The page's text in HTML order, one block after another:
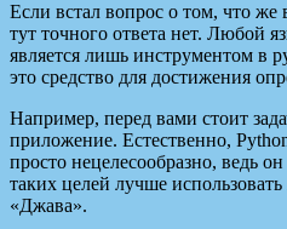
Если встал вопрос о том, что же
тут точного ответа нет. Любой
является лишь инструментом в
это средство для достижения
Например, перед вами стоит
приложение. Естественно,
просто нецелесообразно, ведь
таких целей лучше
«Джава».